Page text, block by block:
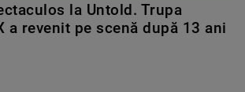
la Untold. Trupa
a revenit pe scenă după 13 ani